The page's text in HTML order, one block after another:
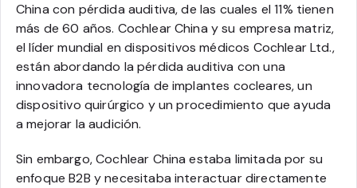
China con pérdida auditiva, de las cuales el 11% tienen
más de 60 años. Cochlear China y su empresa matriz,
el líder mundial en dispositivos médicos Cochlear Ltd.,
están abordando la pérdida auditiva con una
innovadora tecnología de implantes cocleares, un
dispositivo quirúrgico y un procedimiento que ayuda
a mejorar la audición.
Sin embargo, Cochlear China estaba limitada por su
enfoque B2B y necesitaba interactuar directamente